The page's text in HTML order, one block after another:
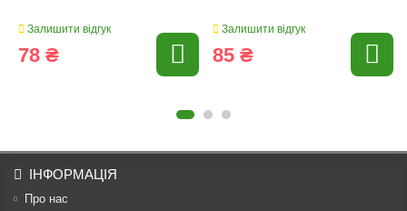
Залишити відгук
78 ₴
Залишити відгук
85 ₴
ІНФОРМАЦІЯ
Про нас